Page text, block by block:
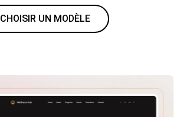
CHOISIR UN MODÈLE